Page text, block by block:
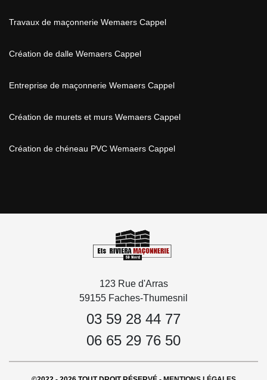
Travaux de maçonnerie Wemaers Cappel
Création de dalle Wemaers Cappel
Entreprise de maçonnerie Wemaers Cappel
Création de murets et murs Wemaers Cappel
Création de chéneau PVC Wemaers Cappel
123 Rue d'Arras
59155 Faches-Thumesnil
03 59 28 44 77
06 65 29 76 50